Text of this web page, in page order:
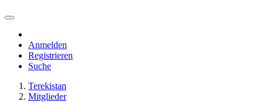
Anmelden
Registrieren
Suche
Terekistan
Mitglieder